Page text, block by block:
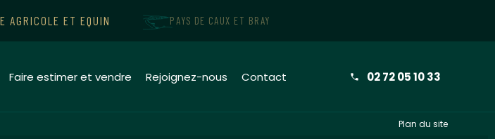
AGRICOLE ET EQUIN PAYS DE CAUX ET BRAY
Faire estimer et vendre Rejoignez-nous Contact 02 72 05 10 33
Plan du site